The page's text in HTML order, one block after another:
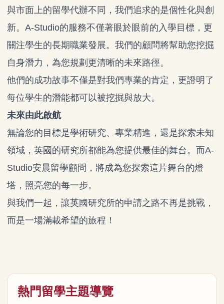
與市面上的留學代辦不同，我們追求的是個性化與創
新。A-Studio的服務不僅著眼於眼前的入學目標，更
關注學生的長期職業發展。我們的顧問將幫助您挖掘
自身潛力，為您規劃更清晰的未來路徑。
他們的成功故事不僅是對我們專業的肯定，更證明了
每位學生的潛能都可以被挖掘與放大。
未來由此啟航
無論您的目標是學術研究、專業精進，還是探索未知
領域，英國的研究所都能為您提供最佳的舞台。而A-
Studio安晨留學顧問，將成為您探索這片舞台的燈
塔，照亮您的每一步。
與我們一起，讓英國研究所的申請之路不再是挑戰，
而是一場滿載希望的旅程！
熱門留學主題導覽